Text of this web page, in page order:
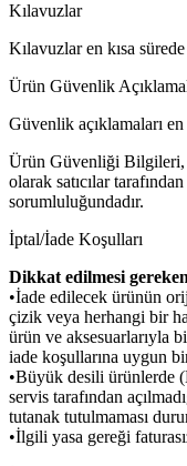
Kılavuzlar
Kılavuzlar en kısa
Ürün Güvenlik
Güvenlik açıklamaları en
Ürün Güvenliği Bilgileri,
olarak satıcılar
sorumluluğundadır.
İptal/İade Koşulları
Dikkat edilmesi
•İade edilecek ürünün
çizik veya herhangi bir
ürün ve aksesuarlarıyla
iade koşullarına uygun
•Büyük desili ürünlerde
servis tarafından
tutanak tutulmaması
•İlgili yasa gereği